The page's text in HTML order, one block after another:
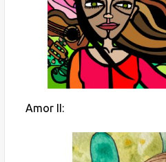
Amor II: